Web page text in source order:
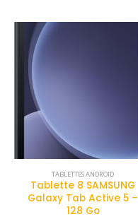
TABLETTES ANDROID
Tablette 8 SAMSUNG
Galaxy Tab Active 5 –
128 Go